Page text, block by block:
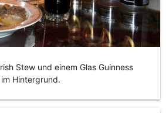
Stew und einem Glas Guinness
Hintergrund.